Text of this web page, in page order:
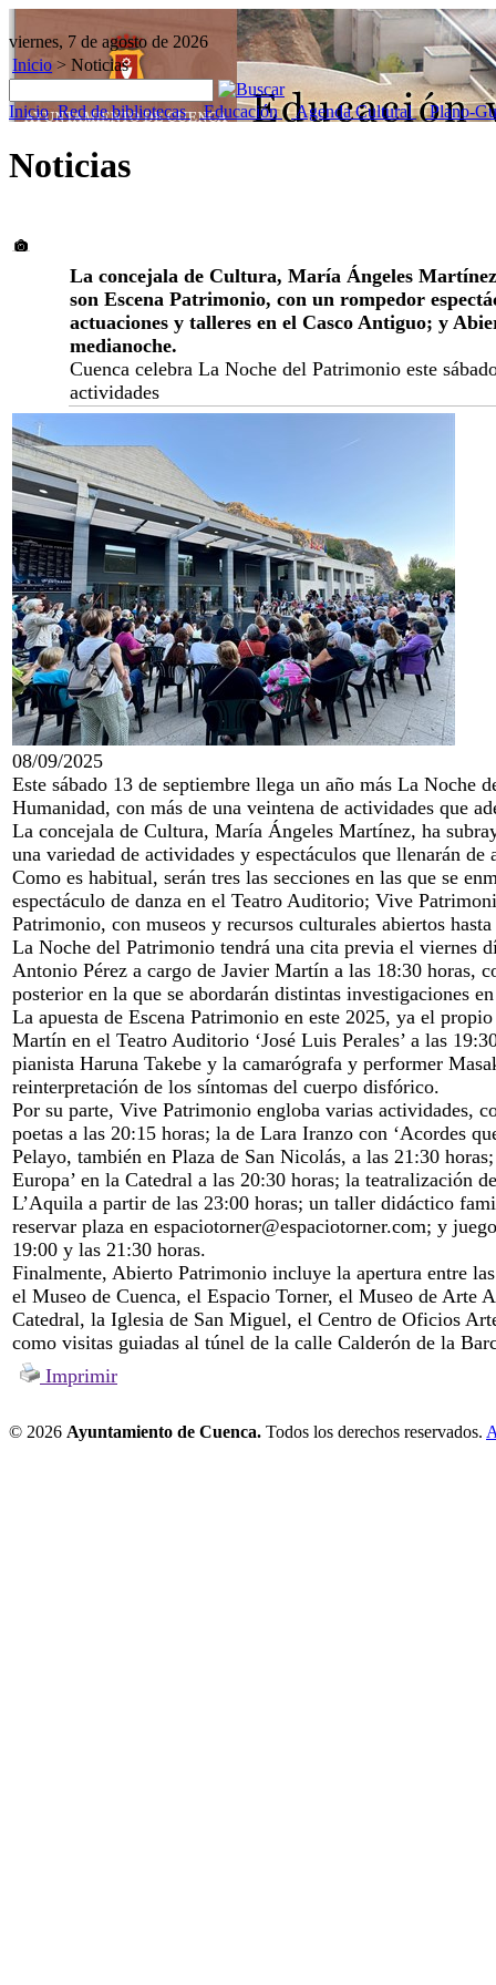
viernes, 7 de agosto de 2026
Inicio > Noticias
Inicio Red de bibliotecas Educación Agenda Cultural Plano-
Noticias
La concejala de Cultura, María Ángeles
son Escena Patrimonio, con un rompedor
actuaciones y talleres en el Casco Antiguo; y
medianoche.
Cuenca celebra La Noche del Patrimonio este
actividades
08/09/2025
Este sábado 13 de septiembre llega un año más La
Humanidad, con más de una veintena de actividades que
La concejala de Cultura, María Ángeles Martínez, ha
una variedad de actividades y espectáculos que llenarán
Como es habitual, serán tres las secciones en las que se
espectáculo de danza en el Teatro Auditorio; Vive
Patrimonio, con museos y recursos culturales abiertos
La Noche del Patrimonio tendrá una cita previa el viernes
Antonio Pérez a cargo de Javier Martín a las 18:30 horas,
posterior en la que se abordarán distintas investigaciones
La apuesta de Escena Patrimonio en este 2025, ya el
Martín en el Teatro Auditorio ‘José Luis Perales’ a las
pianista Haruna Takebe y la camarógrafa y performer
reinterpretación de los síntomas del cuerpo disfórico.
Por su parte, Vive Patrimonio engloba varias actividades,
poetas a las 20:15 horas; la de Lara Iranzo con ‘Acordes
Pelayo, también en Plaza de San Nicolás, a las 21:30
Europa’ en la Catedral a las 20:30 horas; la teatralización
L’Aquila a partir de las 23:00 horas; un taller didáctico
reservar plaza en espaciotorner@espaciotorner.com; y
19:00 y las 21:30 horas.
Finalmente, Abierto Patrimonio incluye la apertura entre
el Museo de Cuenca, el Espacio Torner, el Museo de Arte
Catedral, la Iglesia de San Miguel, el Centro de Oficios
como visitas guiadas al túnel de la calle Calderón de la
Imprimir
© 2026 Ayuntamiento de Cuenca. Todos los derechos reservados.